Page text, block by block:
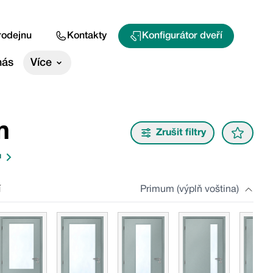
Kontakty Konfigurátor dveří
Více
Zrušit filtry
Primum (výplň voština)